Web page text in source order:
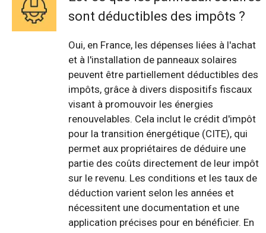
sont déductibles des impôts ?
Oui, en France, les dépenses liées à l'achat
et à l'installation de panneaux solaires
peuvent être partiellement déductibles des
impôts, grâce à divers dispositifs fiscaux
visant à promouvoir les énergies
renouvelables. Cela inclut le crédit d'impôt
pour la transition énergétique (CITE), qui
permet aux propriétaires de déduire une
partie des coûts directement de leur impôt
sur le revenu. Les conditions et les taux de
déduction varient selon les années et
nécessitent une documentation et une
application précises pour en bénéficier. En